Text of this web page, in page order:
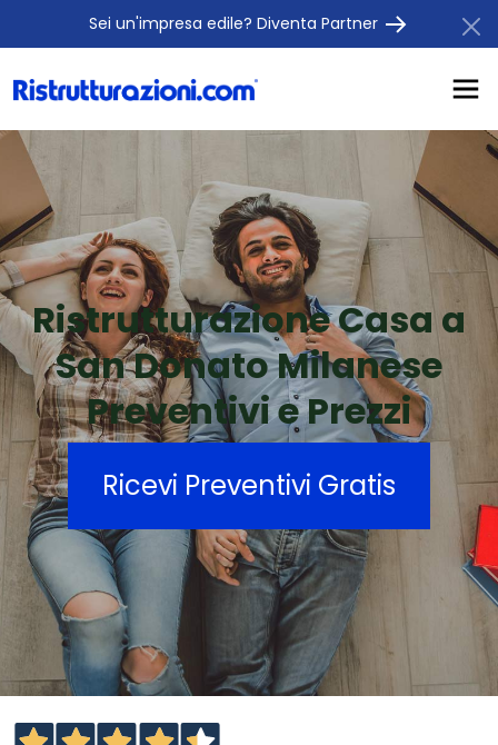
Sei un'impresa edile? Diventa Partner
Ristrutturazione Casa a
San Donato Milanese
Preventivi e Prezzi
Ricevi Preventivi Gratis